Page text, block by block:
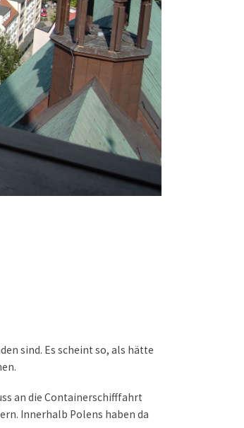
sind. Es scheint so, als hätte
an die Containerschifffahrt
Innerhalb Polens haben da